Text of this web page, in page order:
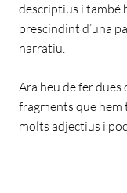
descriptius i també
prescindint d’una
narratiu.
Ara heu de fer
fragments que hem
molts adjectius i